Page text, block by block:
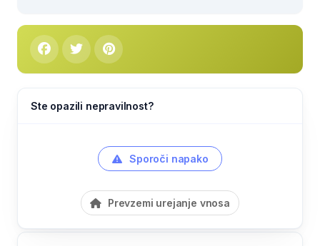
Ste opazili nepravilnost?
Sporoči napako
Prevzemi urejanje vnosa